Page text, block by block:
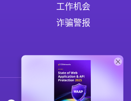
工作机会
诈骗警报